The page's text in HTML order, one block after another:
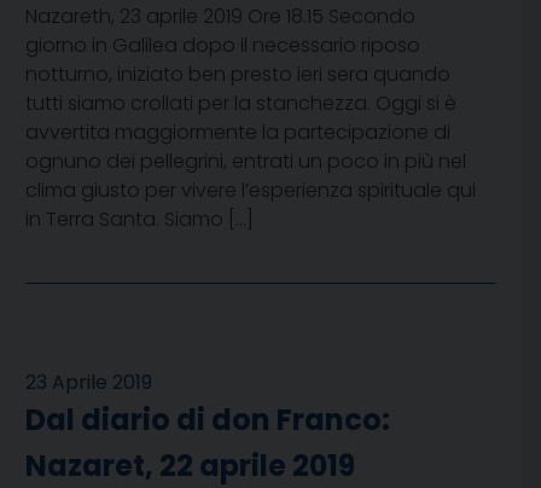
Nazareth, 23 aprile 2019 Ore 18.15 Secondo
giorno in Galilea dopo il necessario riposo
notturno, iniziato ben presto ieri sera quando
tutti siamo crollati per la stanchezza. Oggi si è
avvertita maggiormente la partecipazione di
ognuno dei pellegrini, entrati un poco in più nel
clima giusto per vivere l’esperienza spirituale qui
in Terra Santa. Siamo […]
23 Aprile 2019
Dal diario di don Franco:
Nazaret, 22 aprile 2019